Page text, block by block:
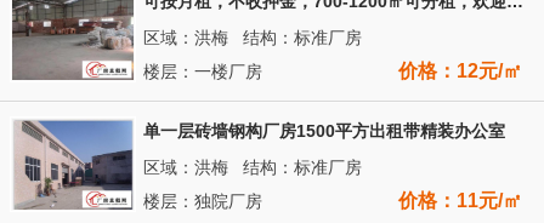
区域：洪梅 结构：标准厂房
楼层：一楼厂房
价格：12元/㎡
单一层砖墙钢构厂房1500平方出租带精装办公室
区域：洪梅 结构：标准厂房
楼层：独院厂房
价格：11元/㎡